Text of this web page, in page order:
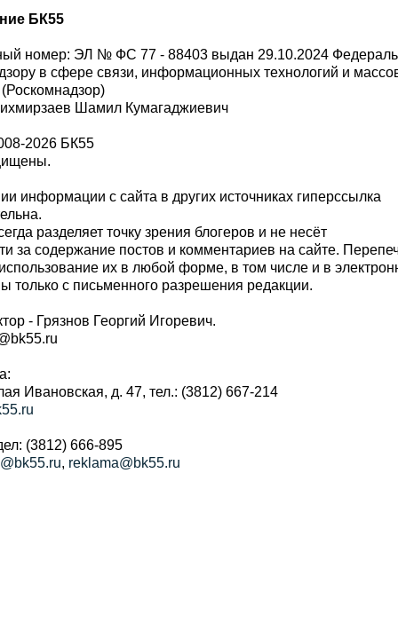
БК55
номер: ЭЛ № ФС 77 - 88403 выдан 29.10.2024
в сфере связи, информационных технологий и
Шамил Кумагаджиевич
2026 БК55
информации с сайта в других источниках гиперссылка
разделяет точку зрения блогеров и не несёт
за содержание постов и комментариев на сайте.
их в любой форме, в том числе и в
с письменного разрешения редакции.
- Грязнов Георгий Игоревич.
Ивановская, д. 47, тел.: (3812) 667-214
(3812) 666-895
, reklama@bk55.ru